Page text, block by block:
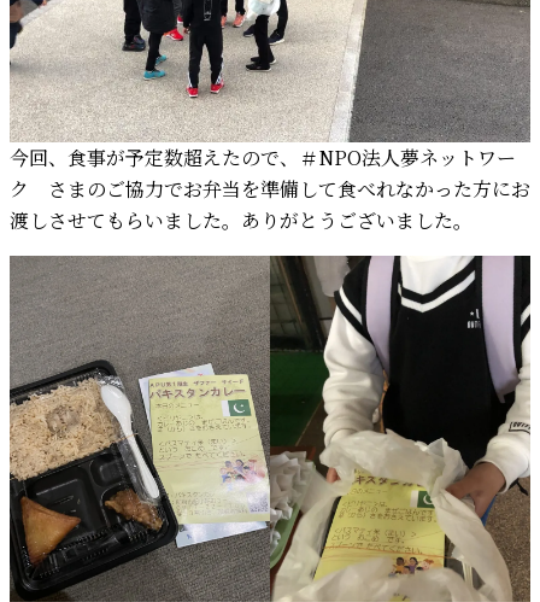
今回、食事が予定数超えたので、＃NPO法人夢ネットワー
ク さまのご協力でお弁当を準備して食べれなかった方にお
渡しさせてもらいました。ありがとうございました。